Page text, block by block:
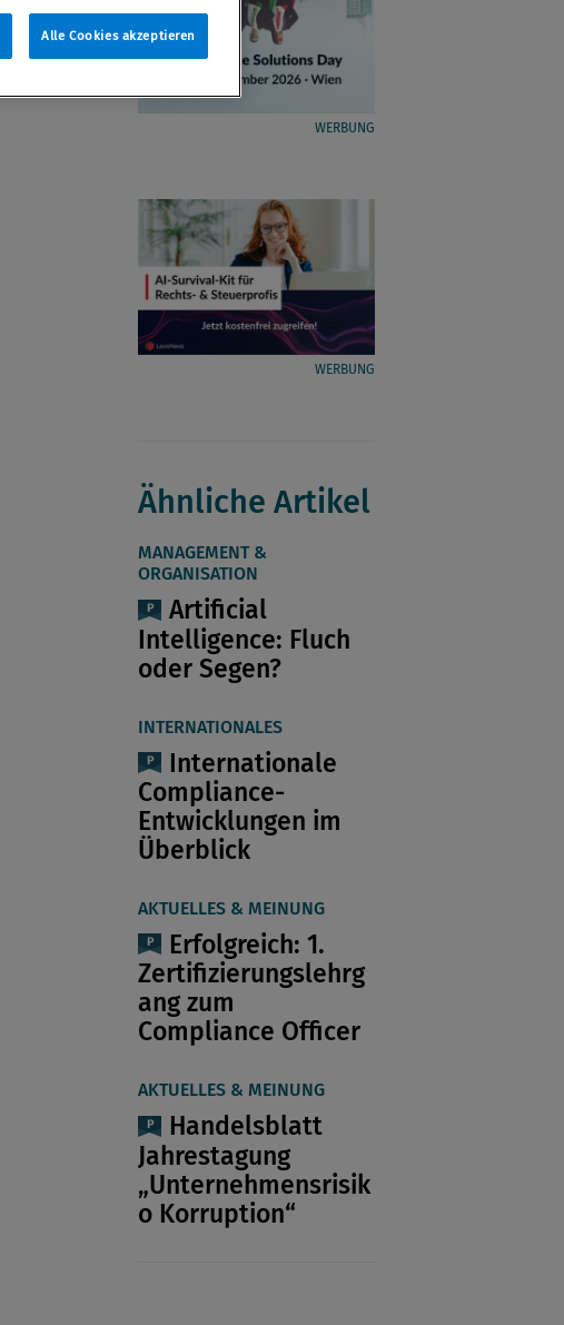
WERBUNG
WERBUNG
Ähnliche Artikel
MANAGEMENT &
ORGANISATION
Artificial
Intelligence: Fluch
oder Segen?
INTERNATIONALES
Internationale
Compliance-
Entwicklungen im
Überblick
AKTUELLES & MEINUNG
Erfolgreich: 1.
Zertifizierungslehrg
ang zum
Compliance Officer
AKTUELLES & MEINUNG
Handelsblatt
Jahrestagung
„Unternehmensrisik
o Korruption“
Alle Cookies akzeptieren